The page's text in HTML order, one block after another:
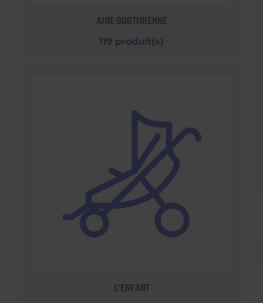
AIDE QUOTIDIENNE
119 produit(s)
L'ENFANT